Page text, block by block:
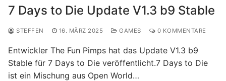
7 Days to Die Update V1.3 b9 Stable
STEFFEN 16. MÄRZ 2025 GAMES 0 KOMMENTARE
Entwickler The Fun Pimps hat das Update V1.3 b9
Stable für 7 Days to Die veröffentlicht.7 Days to Die
ist ein Mischung aus Open World…